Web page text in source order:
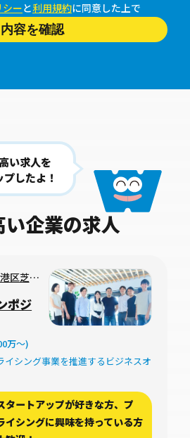
ーと利用規約に同意した上で
内容を確認
企業の求人
い求人を
したよ！
区芝3
ポジ
万〜)
イシング事業を推進するビジネスオ
タートアップが好きな方、プ
イシングに興味を持っている方